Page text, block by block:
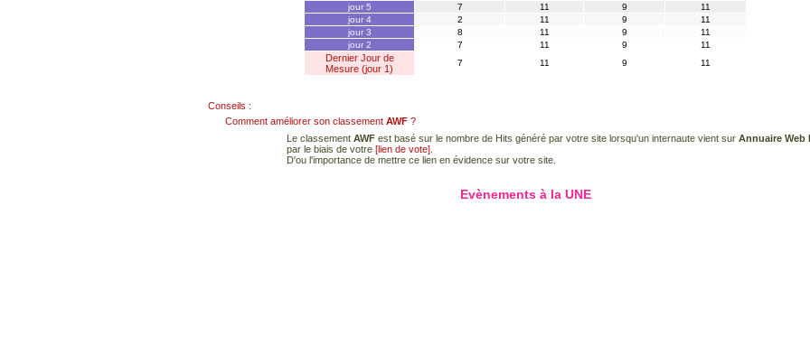
jour 5
7 11 9
11
jour 4
2 11 9
11
jour 3
8 11 9
11
jour 2
7 11 9 11
Dernier Jour de
Mesure (jour 1)
7 11 9 11
Conseils :
Comment améliorer son classement AWF ?
Le classement AWF est basé sur le nombre de Hits généré par votre site lorsqu'un internaute vient sur Annuaire Web
par le biais de votre [lien de vote]
D'ou l'importance de mettre ce lien en évidence sur votre site.
Evènements à la UNE